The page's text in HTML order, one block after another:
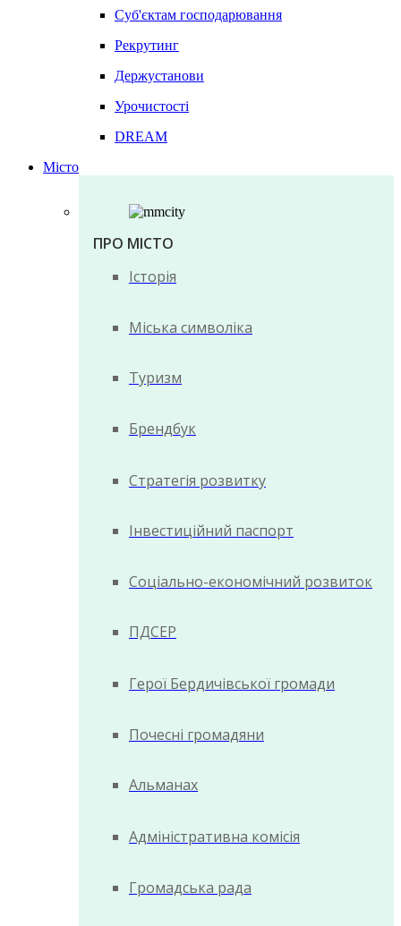
Суб'єктам господарювання
Рекрутинг
Держустанови
Урочистості
DREAM
Місто
ПРО МІСТО
Історія
Міська символіка
Туризм
Брендбук
Стратегія розвитку
Інвестиційний паспорт
Соціально-економічний розвиток
ПДСЕР
Герої Бердичівської громади
Почесні громадяни
Альманах
Адміністративна комісія
Громадська рада